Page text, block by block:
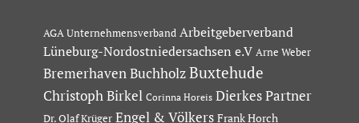
AGA Unternehmensverband Arbeitgeberverband
Lüneburg-Nordostniedersachsen e.V Arne Weber
Bremerhaven Buchholz Buxtehude
Christoph Birkel Corinna Horeis Dierkes Partner
Dr. Olaf Krüger Engel & Völkers Frank Horch